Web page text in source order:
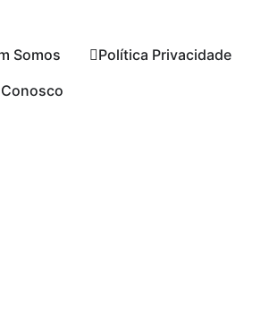
Somos
Política Privacidade
Conosco